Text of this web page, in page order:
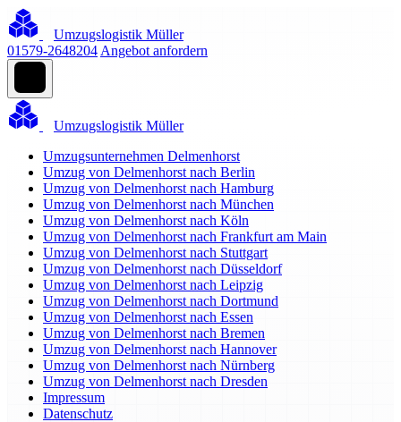
Umzugslogistik Müller
01579-2648204 Angebot anfordern
Umzugslogistik Müller
Umzugsunternehmen Delmenhorst
Umzug von Delmenhorst nach Berlin
Umzug von Delmenhorst nach Hamburg
Umzug von Delmenhorst nach München
Umzug von Delmenhorst nach Köln
Umzug von Delmenhorst nach Frankfurt am Main
Umzug von Delmenhorst nach Stuttgart
Umzug von Delmenhorst nach Düsseldorf
Umzug von Delmenhorst nach Leipzig
Umzug von Delmenhorst nach Dortmund
Umzug von Delmenhorst nach Essen
Umzug von Delmenhorst nach Bremen
Umzug von Delmenhorst nach Hannover
Umzug von Delmenhorst nach Nürnberg
Umzug von Delmenhorst nach Dresden
Impressum
Datenschutz